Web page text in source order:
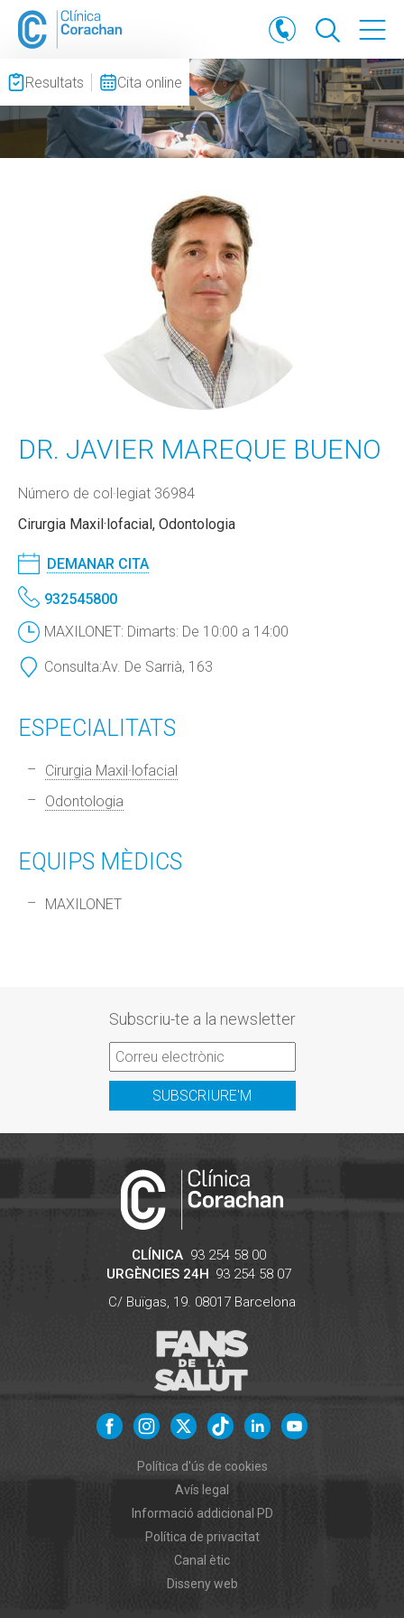
Resultats Cita online
DR. JAVIER MAREQUE BUENO
Número de col·legiat 36984
Cirurgia Maxil·lofacial, Odontologia
DEMANAR CITA
932545800
MAXILONET: Dimarts: De 10:00 a 14:00
Consulta:Av. De Sarrià, 163
ESPECIALITATS
Cirurgia Maxil·lofacial
Odontologia
EQUIPS MÈDICS
MAXILONET
Subscriu-te a la newsletter
SUBSCRIURE'M
CLÍNICA 93 254 58 00
URGÈNCIES 24H 93 254 58 07
C/ Buïgas, 19. 08017 Barcelona
Política d'ús de cookies
Avís legal
Informació addicional PD
Política de privacitat
Canal ètic
Disseny web